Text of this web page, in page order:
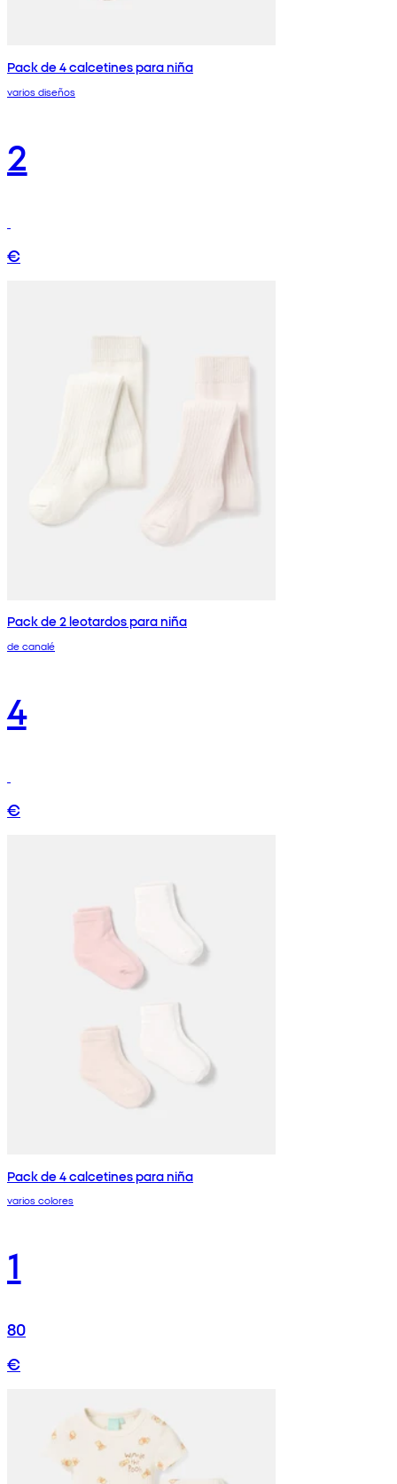
Pack de 4 calcetines para niña
varios diseños
2
€
Pack de 2 leotardos para niña
de canalé
4
€
Pack de 4 calcetines para niña
varios colores
1
80
€